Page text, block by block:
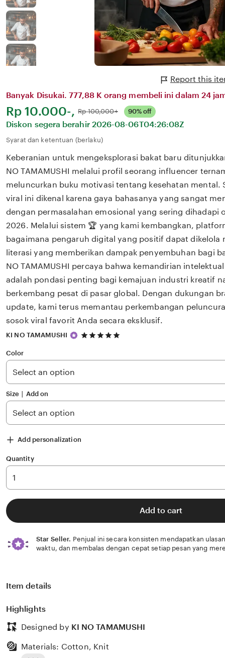
Report this
Banyak Disukai. 777,88 K orang membeli ini dalam 24
Harga:
Rp 10.000-, Normal:
Rp 100,000+ 90% off
Diskon segera berahir 2026-08-06T04:26:08Z
Syarat dan ketentuan (berlaku)
Keberanian untuk mengeksplorasi bakat baru
NO TAMAMUSHI melalui profil seorang influencer
meluncurkan buku motivasi tentang kesehatan mental.
viral ini dikenal karena gaya bahasanya yang sangat
dengan permasalahan emosional yang sering dihadapi
2026. Melalui sistem 🏆 yang kami kembangkan,
bagaimana pengaruh digital yang positif dapat dikelola
literasi yang memberikan dampak penyembuhan bagi
NO TAMAMUSHI percaya bahwa kemandirian
adalah pondasi penting bagi kemajuan industri kreatif
berkembang pesat di pasar global. Dengan dukungan
update, kami terus memantau perkembangan
sosok viral favorit Anda secara eksklusif.
KI NO TAMAMUSHI
5
5
Color
Size ∣ Add on
Add personalization
Quantity
Add to cart
Star Seller. Penjual ini secara konsisten mendapatkan
waktu, dan membalas dengan cepat setiap pesan yang
Item details
Highlights
Designed by KI NO TAMAMUSHI
Materials: Cotton, Knit